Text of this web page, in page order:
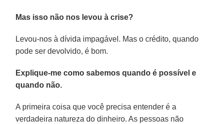
Mas isso não nos levou à crise?
Levou-nos à dívida impagável. Mas o crédito, quando
pode ser devolvido, é bom.
Explique-me como sabemos quando é possível e
quando não.
A primeira coisa que você precisa entender é a
verdadeira natureza do dinheiro. As pessoas não